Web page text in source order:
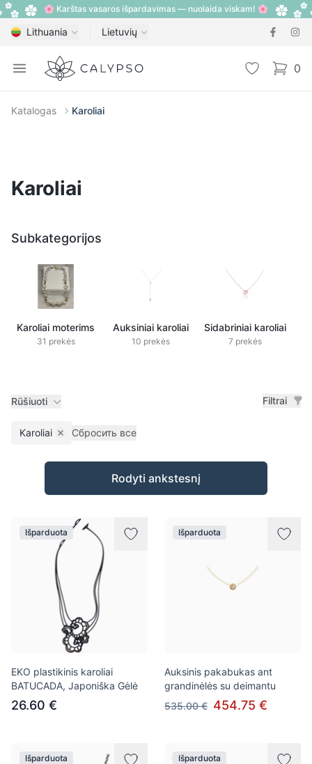
🌸 Karštas vasaros išpardavimas — nuolaida viskam! 🌸
Lithuania Lietuvių
Open menu
Calypso 0
items
Katalogas Karoliai
Karoliai
Subkategorijos
Karoliai moterims
31 prekės
Auksiniai karoliai
10 prekės
Sidabriniai karoliai
7 prekės
Rūšiuoti Filtrai
Karoliai Remove filter
Сбросить все
Prekės
Rodyti ankstesnį
Išparduota
EKO plastikinis karoliai
BATUCADA, Japoniška Gėlė
26.60 €
Išparduota
Auksinis pakabukas ant
grandinėlės su deimantu
535.00 € 454.75 €
Išparduota Išparduota